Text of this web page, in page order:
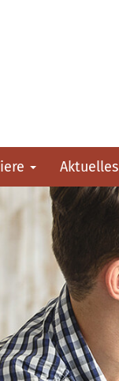
Aktuelles